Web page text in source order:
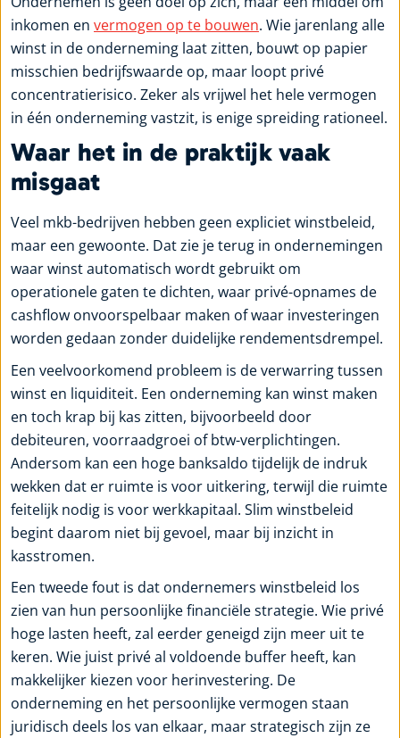
inkomen en vermogen op te bouwen. Wie jarenlang alle
winst in de onderneming laat zitten, bouwt op papier
misschien bedrijfswaarde op, maar loopt privé
concentratierisico. Zeker als vrijwel het hele vermogen
in één onderneming vastzit, is enige spreiding rationeel.
Waar het in de praktijk vaak
misgaat
Veel mkb-bedrijven hebben geen expliciet winstbeleid,
maar een gewoonte. Dat zie je terug in ondernemingen
waar winst automatisch wordt gebruikt om
operationele gaten te dichten, waar privé-opnames de
cashflow onvoorspelbaar maken of waar investeringen
worden gedaan zonder duidelijke rendementsdrempel.
Een veelvoorkomend probleem is de verwarring tussen
winst en liquiditeit. Een onderneming kan winst maken
en toch krap bij kas zitten, bijvoorbeeld door
debiteuren, voorraadgroei of btw-verplichtingen.
Andersom kan een hoge banksaldo tijdelijk de indruk
wekken dat er ruimte is voor uitkering, terwijl die ruimte
feitelijk nodig is voor werkkapitaal. Slim winstbeleid
begint daarom niet bij gevoel, maar bij inzicht in
kasstromen.
Een tweede fout is dat ondernemers winstbeleid los
zien van hun persoonlijke financiële strategie. Wie privé
hoge lasten heeft, zal eerder geneigd zijn meer uit te
keren. Wie juist privé al voldoende buffer heeft, kan
makkelijker kiezen voor herinvestering. De
onderneming en het persoonlijke vermogen staan
juridisch deels los van elkaar, maar strategisch zijn ze